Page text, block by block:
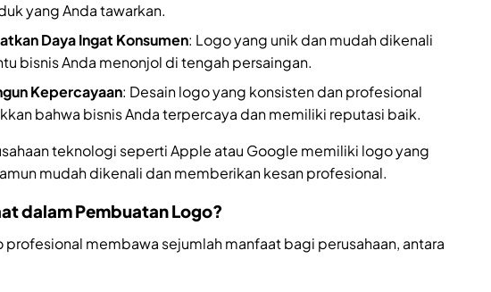
yang Anda tawarkan.
Daya Ingat Konsumen: Logo yang unik dan mudah dikenali
bisnis Anda menonjol di tengah persaingan.
Kepercayaan: Desain logo yang konsisten dan profesional
bahwa bisnis Anda terpercaya dan memiliki reputasi baik.
teknologi seperti Apple atau Google memiliki logo yang
mudah dikenali dan memberikan kesan profesional.
dalam Pembuatan Logo?
profesional membawa sejumlah manfaat bagi perusahaan, antara